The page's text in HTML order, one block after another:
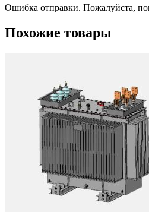
Ошибка отправки. Пожалуйста,
Похожие товары